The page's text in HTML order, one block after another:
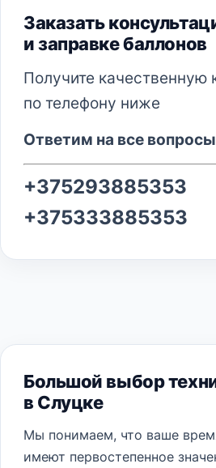
Заказать
и заправке баллонов
Получите качественную
по телефону ниже
Ответим на все вопросы
+375293885353
+375333885353
Большой выбор
в Слуцке
Мы понимаем, что ваше
имеют первостепенное